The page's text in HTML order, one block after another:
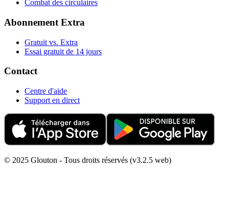
Combat des circulaires
Abonnement Extra
Gratuit vs. Extra
Essai gratuit de 14 jours
Contact
Centre d'aide
Support en direct
© 2025 Glouton - Tous droits réservés (v3.2.5 web)